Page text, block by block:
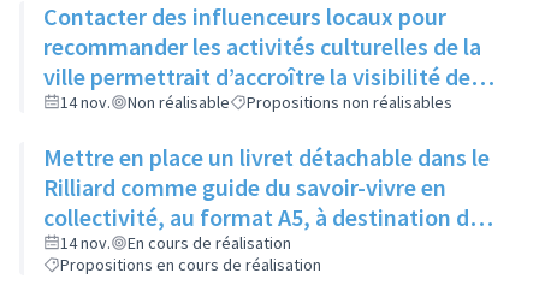
Contacter des influenceurs locaux pour
recommander les activités culturelles de la
ville permettrait d’accroître la visibilité des
évènements auprès des jeunes
14 nov. Non réalisable Propositions non réalisables
Mettre en place un livret détachable dans le
Rilliard comme guide du savoir-vivre en
collectivité, au format A5, à destination des
immeubles un mois puis des maisons le
mois suivant
14 nov.
En cours de réalisation
Propositions en cours de réalisation